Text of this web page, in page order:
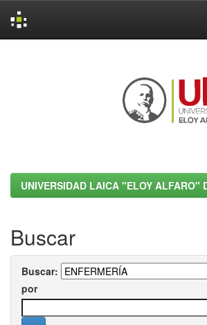
UNIVERSIDAD LAICA "ELOY ALFARO"
Buscar
Buscar:
por